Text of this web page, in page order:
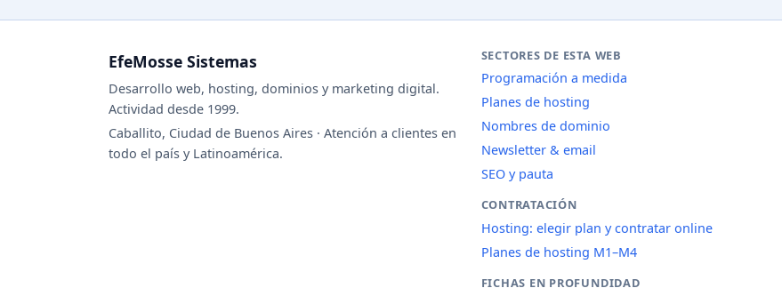
EfeMosse Sistemas
Desarrollo web, hosting, dominios y marketing digital.
Actividad desde 1999.
Caballito, Ciudad de Buenos Aires · Atención a clientes en
todo el país y Latinoamérica.
SECTORES DE ESTA WEB
Programación a medida
Planes de hosting
Nombres de dominio
Newsletter & email
SEO y pauta
CONTRATACIÓN
Hosting: elegir plan y contratar online
Planes de hosting M1–M4
FICHAS EN PROFUNDIDAD